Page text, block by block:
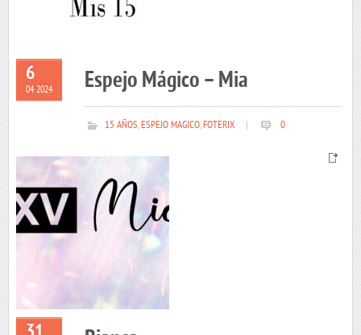
6
04 2024 Espejo Mágico – Mia
15 AÑOS,ESPEJO MAGICO,FOTERIX 0